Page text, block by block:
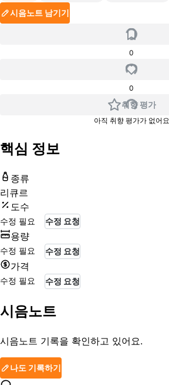
시음노트 남기기
0
0
취향 평가
아직 취향 평가가 없어요
핵심 정보
종류
리큐르
도수
수정 필요 수정 요청
용량
수정 필요 수정 요청
가격
수정 필요 수정 요청
시음노트
시음노트 기록을 확인하고 있어요.
나도 기록하기